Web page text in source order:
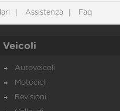
Assistenza Faq
Veicoli
Autoveicoli
Motocicli
Revisioni